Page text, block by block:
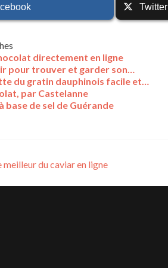
Twitter
directement en ligne
pour trouver et garder son…
du gratin dauphinois facile et…
par Castelanne
base de sel de Guérande
meilleur du caviar en ligne